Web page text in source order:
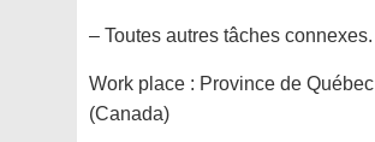
– Toutes autres tâches connexes.
Work place : Province de Québec
(Canada)